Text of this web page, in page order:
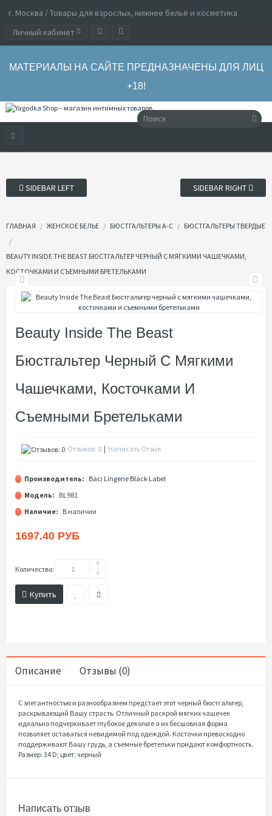
г. Москва / Товары для взрослых, нижнее бельё и косметика
Личный кабинет
МАТЕРИАЛЫ НА САЙТЕ ПРЕДНАЗНАЧЕНЫ ДЛЯ ЛИЦ
+18!
SIDEBAR LEFT SIDEBAR RIGHT
ГЛАВНАЯ ЖЕНСКОЕ БЕЛЬЕ БЮСТГАЛЬТЕРЫ А-С БЮСТГАЛЬТЕРЫ ТВЕРДЫЕ
BEAUTY INSIDE THE BEAST БЮСТГАЛЬТЕР ЧЕРНЫЙ С МЯГКИМИ ЧАШЕЧКАМИ,
КОСТОЧКАМИ И СЪЕМНЫМИ БРЕТЕЛЬКАМИ
Beauty Inside The Beast
Бюстгальтер Черный С Мягкими
Чашечками, Косточками И
Съемными Бретельками
Отзывов: 0 | Написать Отзыв
Производитель: Baci Lingerie Black Label
Модель: BL981
Наличие: В наличии
1697.40 РУБ
Количество:
Купить
Описание Отзывы (0)
С элегантностью и разнообразием предстает этот черный бюстгальтер,
раскрывающий Вашу страсть. Отличный раскрой мягких чашечек
идеально подчеркивает глубокое декольте а их бесшовная форма
позволяет оставаться невидимой под одеждой. Косточки превосходно
поддерживают Вашу грудь, а съемные бретельки придают комфортность.
Размер: 34 D; цвет: черный
Написать отзыв